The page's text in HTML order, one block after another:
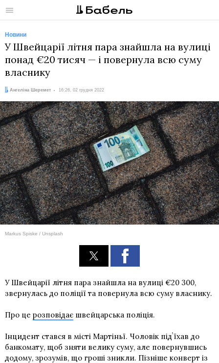
Меню
Новини
У Швейцарії літня пара знайшла на вулиці
понад €20 тисяч — і повернула всю суму
власнику
Автор:
Ангеліна Шеремет
Дата: 16:26, 02 грудня 2022
Markus Spiske / Unsplash
У Швейцарії літня пара знайшла на вулиці €20 300,
звернулась до поліції та повернула всю суму власнику.
Про це розповідає швейцарська поліція.
Інцидент стався в місті Мартіньї. Чоловік підʼїхав до
банкомату, щоб зняти велику суму, але повернувшись
додому, зрозумів, що гроші зникли. Пізніше конверт із